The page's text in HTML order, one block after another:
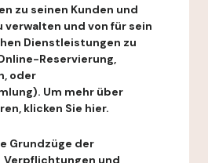
zu seinen Kunden und
und von für sein
Dienstleistungen zu
Reservierung,
oder
Um mehr über
klicken Sie hier.
Grundzüge der
Verpflichtungen und